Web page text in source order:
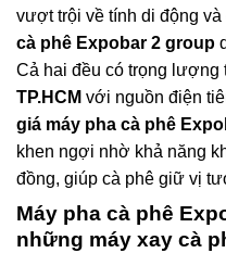
vượt trội về tính di động và
cà phê Expobar 2 group
Cả hai đều có trọng lượng
TP.HCM với nguồn điện
giá máy pha cà phê
khen ngợi nhờ khả năng
đồng, giúp cà phê giữ vị
Máy pha cà phê
những máy xay cà